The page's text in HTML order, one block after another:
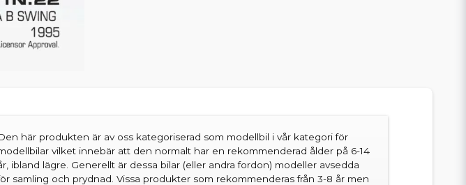
här produkten är av oss kategoriserad som modellbil i vår kategori för
vilket innebär att den normalt har en rekommenderad ålder på 6-14
ibland lägre. Generellt är dessa bilar (eller andra fordon) modeller avsedda
samling och prydnad. Vissa produkter som rekommenderas från 3-8 år men